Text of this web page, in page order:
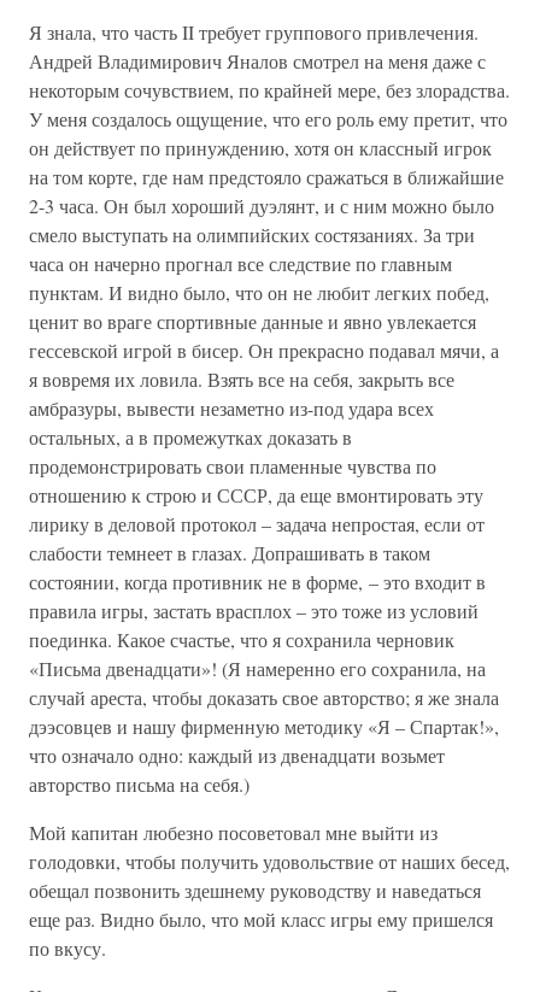
Я знала, что часть II требует группового привлечения.
Андрей Владимирович Яналов смотрел на меня даже с
некоторым сочувствием, по крайней мере, без злорадства.
У меня создалось ощущение, что его роль ему претит, что
он действует по принуждению, хотя он классный игрок
на том корте, где нам предстояло сражаться в ближайшие
2-3 часа. Он был хороший дуэлянт, и с ним можно было
смело выступать на олимпийских состязаниях. За три
часа он начерно прогнал все следствие по главным
пунктам. И видно было, что он не любит легких побед,
ценит во враге спортивные данные и явно увлекается
гессевской игрой в бисер. Он прекрасно подавал мячи, а
я вовремя их ловила. Взять все на себя, закрыть все
амбразуры, вывести незаметно из-под удара всех
остальных, а в промежутках доказать в
продемонстрировать свои пламенные чувства по
отношению к строю и СССР, да еще вмонтировать эту
лирику в деловой протокол – задача непростая, если от
слабости темнеет в глазах. Допрашивать в таком
состоянии, когда противник не в форме, – это входит в
правила игры, застать врасплох – это тоже из условий
поединка. Какое счастье, что я сохранила черновик
«Письма двенадцати»! (Я намеренно его сохранила, на
случай ареста, чтобы доказать свое авторство; я же знала
дээсовцев и нашу фирменную методику «Я – Спартак!»,
что означало одно: каждый из двенадцати возьмет
авторство письма на себя.)
Мой капитан любезно посоветовал мне выйти из
голодовки, чтобы получить удовольствие от наших бесед,
обещал позвонить здешнему руководству и наведаться
еще раз. Видно было, что мой класс игры ему пришелся
по вкусу.